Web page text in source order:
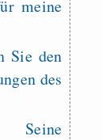
meine
Sie den
des
Seine